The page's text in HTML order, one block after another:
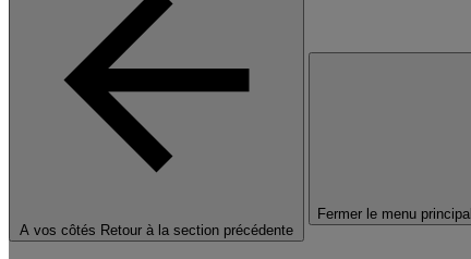
A vos côtés Retour à la section précédente
Fermer le menu principal